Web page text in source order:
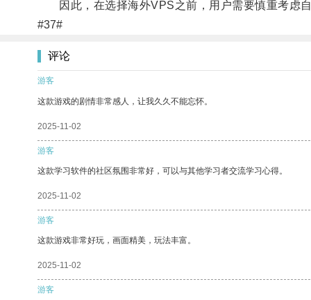
因此，在选择海外VPS之前，用户需要慎重考虑
#37#
评论
游客
这款游戏的剧情非常感人，让我久久不能忘怀。
2025-11-02
游客
这款学习软件的社区氛围非常好，可以与其他学习者交流学习心得。
2025-11-02
游客
这款游戏非常好玩，画面精美，玩法丰富。
2025-11-02
游客